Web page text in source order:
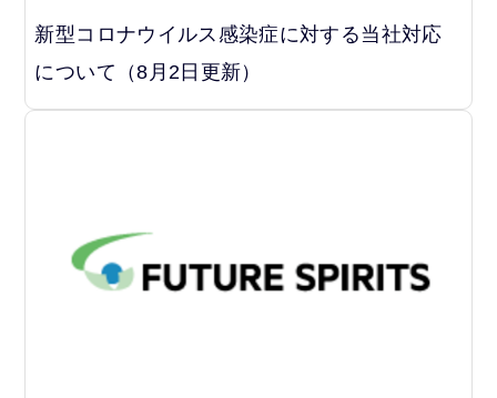
新型コロナウイルス感染症に対する当社対応
について（8月2日更新）